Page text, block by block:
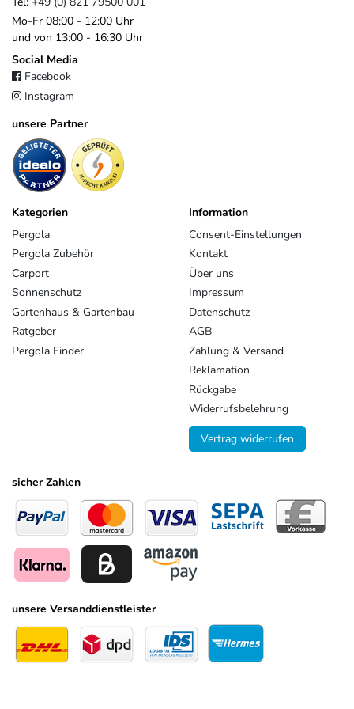
Mo-Fr 08:00 - 12:00 Uhr
und von 13:00 - 16:30 Uhr
Social Media
Facebook
Instagram
unsere Partner
Kategorien
Pergola
Pergola Zubehör
Carport
Sonnenschutz
Gartenhaus & Gartenbau
Ratgeber
Pergola Finder
Information
Consent-Einstellungen
Kontakt
Über uns
Impressum
Datenschutz
AGB
Zahlung & Versand
Reklamation
Rückgabe
Widerrufsbelehrung
Vertrag widerrufen
sicher Zahlen
unsere Versanddienstleister